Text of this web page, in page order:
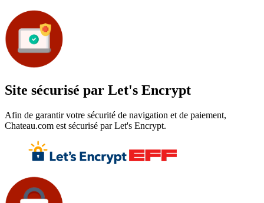
Site sécurisé par Let's Encrypt
Afin de garantir votre sécurité de navigation et de paiement,
Chateau.com est sécurisé par Let's Encrypt.